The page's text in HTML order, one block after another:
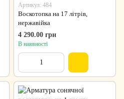
Артикул: 484
Воскотопка на 17 літрів,
нержавійка
4 290.00 грн
В наявності